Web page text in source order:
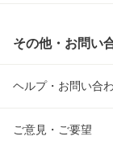
その他・お問い
ヘルプ・お問い合
ご意見・ご要望